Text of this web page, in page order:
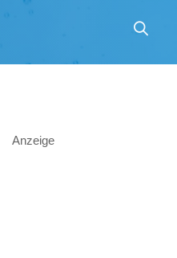
Anzeige